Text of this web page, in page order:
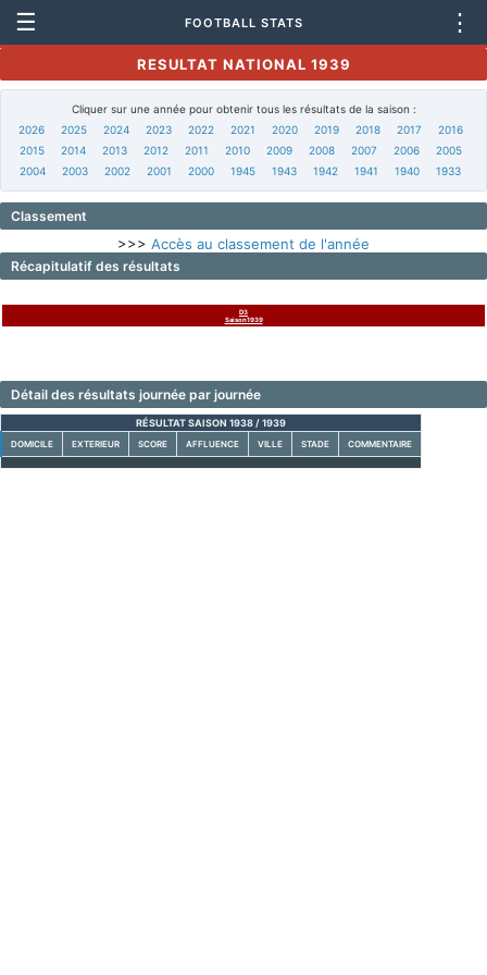
☰ FOOTBALL STATS ⋮
RESULTAT NATIONAL 1939
Cliquer sur une année pour obtenir tous les résultats de la saison :
2026
2025 2024 2023 2022 2021 2020 2019 2018 2017
2016
2015
2014 2013 2012 2011 2010 2009 2008 2007 2006
2005
2004
2003 2002 2001 2000 1945 1943 1942 1941 1940 1933
Classement
>>> Accès au classement de l'année
Récapitulatif des résultats
D3
Saison1939
Détail des résultats journée par journée
RÉSULTAT SAISON 1938 / 1939
DOMICILE EXTERIEUR SCORE AFFLUENCE VILLE STADE COMMENTAIRE